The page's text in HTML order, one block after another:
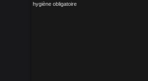
hygiène obligatoire